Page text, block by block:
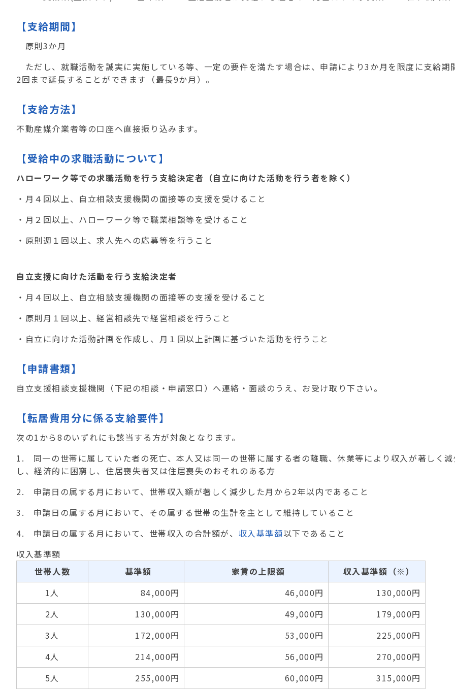
【支給期間】
原則3か月
ただし、就職活動を誠実に実施している等、一定の要件を満たす場合は、申請により3か月を限度に支給期
2回まで延長することができます（最長9か月）。
【支給方法】
不動産媒介業者等の口座へ直接振り込みます。
【受給中の求職活動について】
ハローワーク等での求職活動を行う支給決定者（自立に向けた活動を行う者を除く）
・月４回以上、自立相談支援機関の面接等の支援を受けること
・月２回以上、ハローワーク等で職業相談等を受けること
・原則週１回以上、求人先への応募等を行うこと
自立支援に向けた活動を行う支給決定者
・月４回以上、自立相談支援機関の面接等の支援を受けること
・原則月１回以上、経営相談先で経営相談を行うこと
・自立に向けた活動計画を作成し、月１回以上計画に基づいた活動を行うこと
【申請書類】
自立支援相談支援機関（下記の相談・申請窓口）へ連絡・面談のうえ、お受け取り下さい。
【転居費用分に係る支給要件】
次の1から8のいずれにも該当する方が対象となります。
1. 同一の世帯に属していた者の死亡、本人又は同一の世帯に属する者の離職、休業等により収入が著しく
し、経済的に困窮し、住居喪失者又は住居喪失のおそれのある方
2. 申請日の属する月において、世帯収入額が著しく減少した月から2年以内であること
3. 申請日の属する月において、その属する世帯の生計を主として維持していること
4. 申請日の属する月において、世帯収入の合計額が、 収入基準額以下であること
収入基準額
世帯人数
基準額 家賃の上限額
収入基準額（※）
1人
84,000円 46,000円
130,000円
2人
130,000円 49,000円
179,000円
3人
172,000円 53,000円
225,000円
4人
214,000円 56,000円
270,000円
5人
255,000円 60,000円 315,000円